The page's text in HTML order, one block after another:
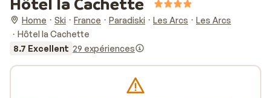
Home Ski France Paradiski Les Arcs
Les Arcs
Hôtel la Cachette
8.7 Excellent 29 expériences